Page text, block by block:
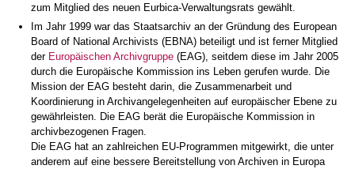
zum Mitglied des neuen Eurbica-Verwaltungsrats gewählt.
Im Jahr 1999 war das Staatsarchiv an der Gründung des European
Board of National Archivists (EBNA) beteiligt und ist ferner Mitglied
der Europäischen Archivgruppe(EAG), seitdem diese im Jahr 2005
durch die Europäische Kommission ins Leben gerufen wurde. Die
Mission der EAG besteht darin, die Zusammenarbeit und
Koordinierung in Archivangelegenheiten auf europäischer Ebene zu
gewährleisten. Die EAG berät die Europäische Kommission in
archivbezogenen Fragen.
Die EAG hat an zahlreichen EU-Programmen mitgewirkt, die unter
anderem auf eine bessere Bereitstellung von Archiven in Europa